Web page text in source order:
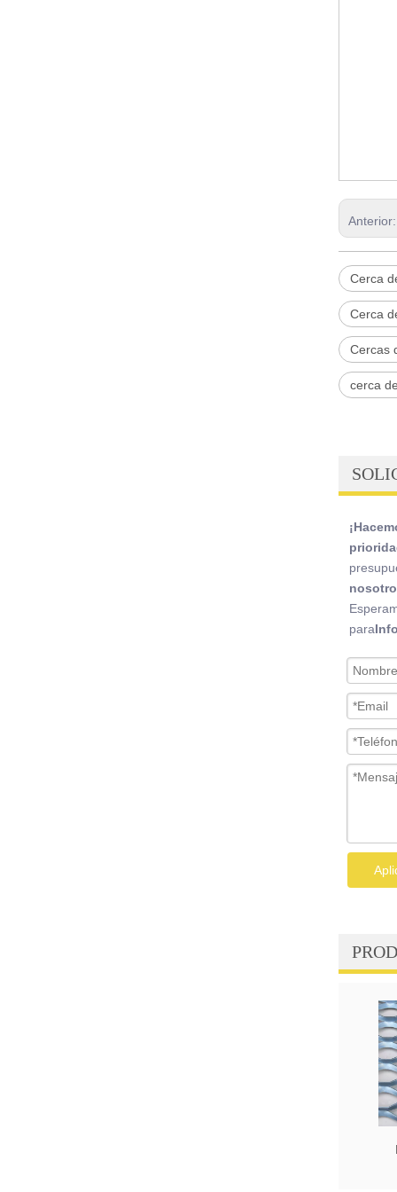
Anterior:
Cerca
Cerca
Cercas
cerca
para